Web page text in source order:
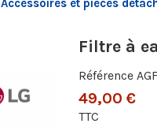
Accessoires et pièces
Filtre à
Référence
49,00 €
TTC